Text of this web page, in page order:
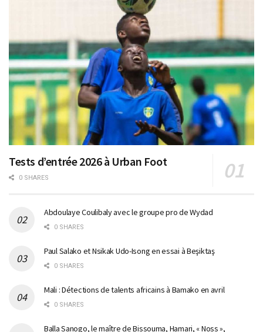
Tests d’entrée 2026 à Urban Foot
0 SHARES
Abdoulaye Coulibaly avec le groupe pro de Wydad
0 SHARES
Paul Salako et Nsikak Udo-Isong en essai à Beşiktaş
0 SHARES
Mali : Détections de talents africains à Bamako en avril
0 SHARES
Balla Sanogo, le maître de Bissouma, Hamari, « Noss »,